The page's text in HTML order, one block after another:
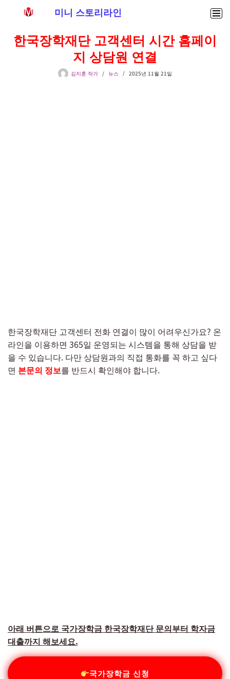
텐
미니 스토리라인
한국장학재단 고객센터 시간 홈페이
지 상담원 연결
김지훈 작가 뉴스 2025년 11월 21일
한국장학재단 고객센터 전화 연결이 많이 어려우신가요? 온
라인을 이용하면 365일 운영되는 시스템을 통해 상담을 받
을 수 있습니다. 다만 상담원과의 직접 통화를 꼭 하고 싶다
면 본문의 정보를 반드시 확인해야 합니다.
아래 버튼으로 국가장학금 한국장학재단 문의부터 학자금
대출까지 해보세요.
국가장학금 신청